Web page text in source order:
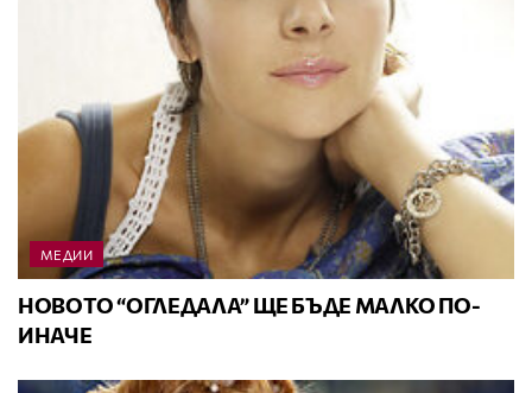
МЕДИИ
НОВОТО “ОГЛЕДАЛА” ЩЕ БЪДЕ МАЛКО ПО-
ИНАЧЕ